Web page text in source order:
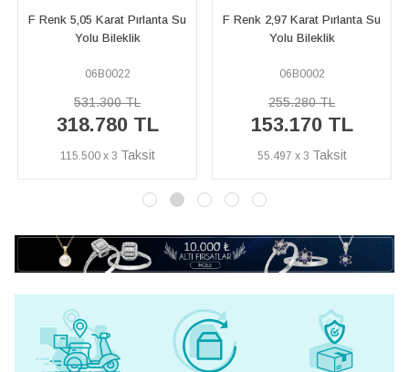
F Renk 2,97 Karat Pırlanta Su
Yolu Bileklik
06B0002
255.280 TL
153.170 TL
55.497 x 3
F Renk 4,81 Karat Pırlanta Su
Yolu Bileklik
06B0020
502.320 TL
301.390 TL
109.199 x 3